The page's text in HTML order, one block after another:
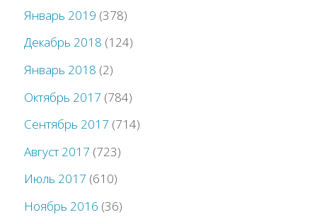
Январь 2019 (378)
Декабрь 2018 (124)
Январь 2018 (2)
Октябрь 2017 (784)
Сентябрь 2017 (714)
Август 2017 (723)
Июль 2017 (610)
Ноябрь 2016 (36)